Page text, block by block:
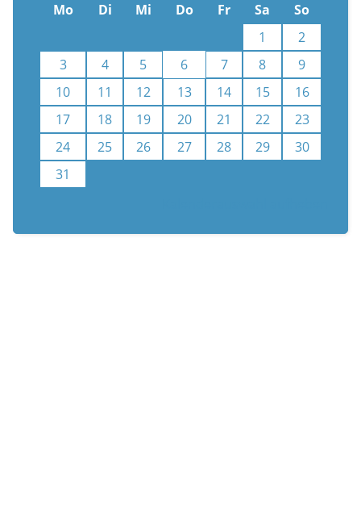
Mo Di Mi Do Fr Sa
So
1
2
3
4 5 6 7 8
9
10
11 12 13 14 15
16
17
18 19 20 21 22
23
24
25 26 27 28 29
30
31